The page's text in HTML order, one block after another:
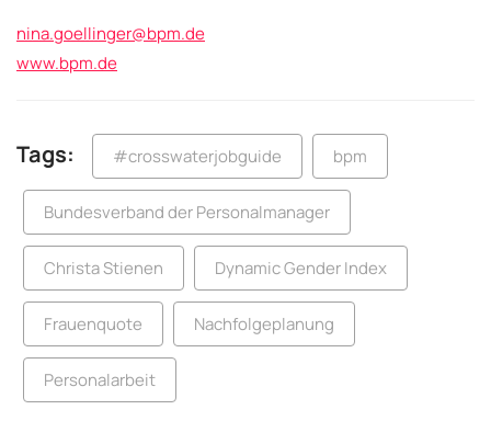
nina.goellinger@bpm.de
www.bpm.de
Tags: #crosswaterjobguide bpm
Bundesverband der Personalmanager
Christa Stienen Dynamic Gender Index
Frauenquote Nachfolgeplanung
Personalarbeit